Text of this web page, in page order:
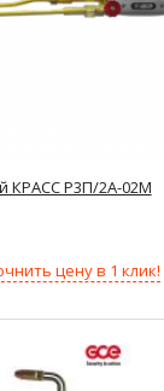
КРАСС Р3П/2А-02М
цену в 1 клик!